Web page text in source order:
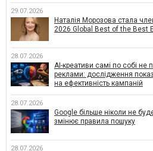
29.07.2026
Наталія Морозова стала
2026 Global Best of the Best
28.07.2026
AI-креативи самі по собі не
реклами: дослідження
на ефективність кампаній
28.07.2026
Google більше ніколи не
змінює правила пошуку
28.07.2026